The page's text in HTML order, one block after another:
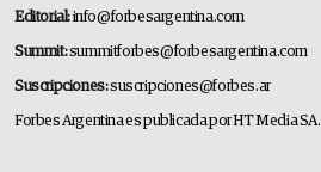
Editorial:info@forbesargentina.com
Summit:summitforbes@forbesargentina.com
Suscripciones:suscripciones@forbes.ar
Forbes Argentina es publicada por HT Media SA.